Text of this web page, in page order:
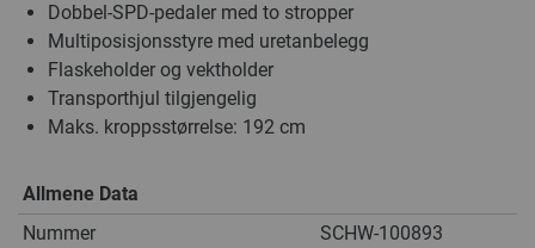
Dobbel-SPD-pedaler med to stropper
Multiposisjonsstyre med uretanbelegg
Flaskeholder og vektholder
Transporthjul tilgjengelig
Maks. kroppsstørrelse: 192 cm
Allmene Data
Nummer
SCHW-100893